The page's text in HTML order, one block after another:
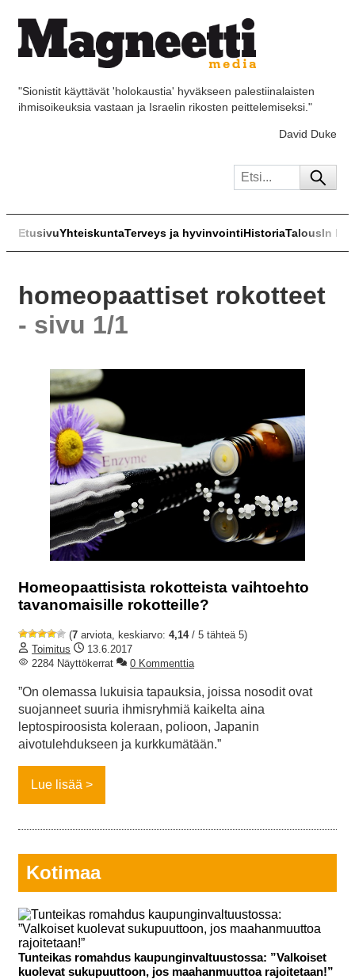
"Sionistit käyttävät 'holokaustia' hyväkseen palestiinalaisten
ihmisoikeuksia vastaan ja Israelin rikosten peittelemiseksi."
David Duke
EtusivuYhteiskuntaTerveys ja hyvinvointiHistoriaTalousIn
homeopaattiset rokotteet
- sivu 1/1
Homeopaattisista rokotteista vaihtoehto
tavanomaisille rokotteille?
(7 arviota, keskiarvo: 4,14/ 5 tähteä 5)
Toimitus
13.6.2017
2284 Näyttökerrat
0 Kommenttia
”On olemassa lukuisia tapauksia, joissa nosodit ovat
suojanneet suuria ihmisryhmiä kaikelta aina
leptospiroosista koleraan, polioon, Japanin
aivotulehdukseen ja kurkkumätään.”
Lue lisää
Kotimaa
Tunteikas romahdus kaupunginvaltuustossa: ”Valkoiset
kuolevat sukupuuttoon, jos maahanmuuttoa rajoitetaan!”